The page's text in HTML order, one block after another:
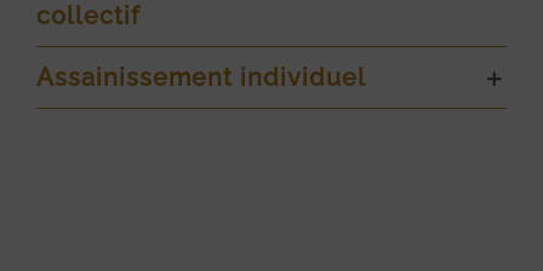
collectif
Assainissement individuel